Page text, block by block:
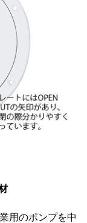
用のポンプを中